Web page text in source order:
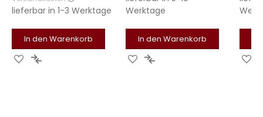
lieferbar in 1-3 Werktage
In den Warenkorb
Zur Zur
Werktage
In den Warenkorb
Zur Zur